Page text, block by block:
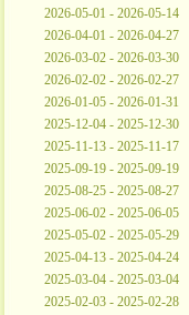
2026-05-01 - 2026-05-14
2026-04-01 - 2026-04-27
2026-03-02 - 2026-03-30
2026-02-02 - 2026-02-27
2026-01-05 - 2026-01-31
2025-12-04 - 2025-12-30
2025-11-13 - 2025-11-17
2025-09-19 - 2025-09-19
2025-08-25 - 2025-08-27
2025-06-02 - 2025-06-05
2025-05-02 - 2025-05-29
2025-04-13 - 2025-04-24
2025-03-04 - 2025-03-04
2025-02-03 - 2025-02-28